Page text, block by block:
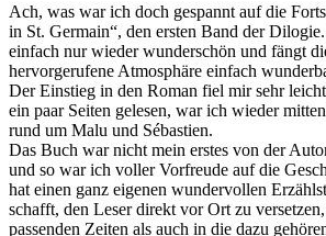
Ach, was war ich doch gespannt auf die
in St. Germain“, den ersten Band der
einfach nur wieder wunderschön und fängt
hervorgerufene Atmosphäre einfach
Der Einstieg in den Roman fiel mir sehr
ein paar Seiten gelesen, war ich wieder
rund um Malu und Sébastien.
Das Buch war nicht mein erstes von der
und so war ich voller Vorfreude auf die
hat einen ganz eigenen wundervollen
schafft, den Leser direkt vor Ort zu
passenden Zeiten als auch in die dazu